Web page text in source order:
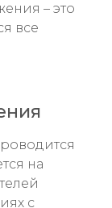
– это
все
на
с